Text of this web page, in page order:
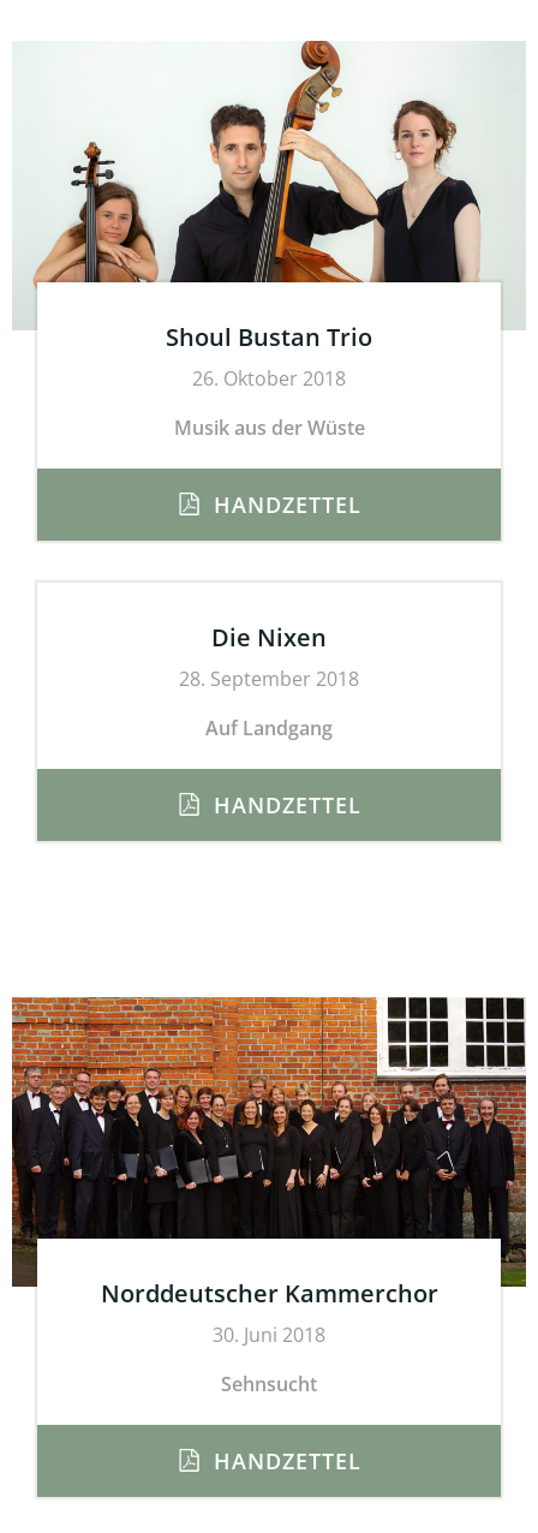
Shoul Bustan Trio
26. Oktober 2018
Musik aus der Wüste
HANDZETTEL
Die Nixen
28. September 2018
Auf Landgang
HANDZETTEL
Norddeutscher Kammerchor
30. Juni 2018
Sehnsucht
HANDZETTEL